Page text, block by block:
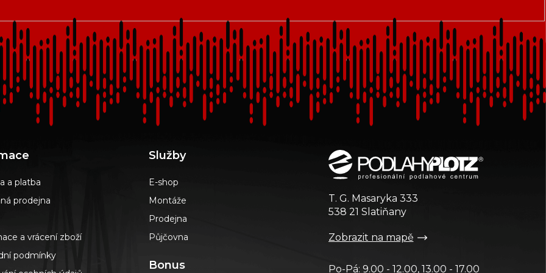
a platba
prodejna
a vrácení zboží
podmínky
Služby
E-shop
Montáže
Prodejna
Půjčovna
Bonus
T. G. Masaryka 333
538 21 Slatiňany
Zobrazit na mapě
Po-Pá: 9.00 - 12.00, 13.00 - 17.00